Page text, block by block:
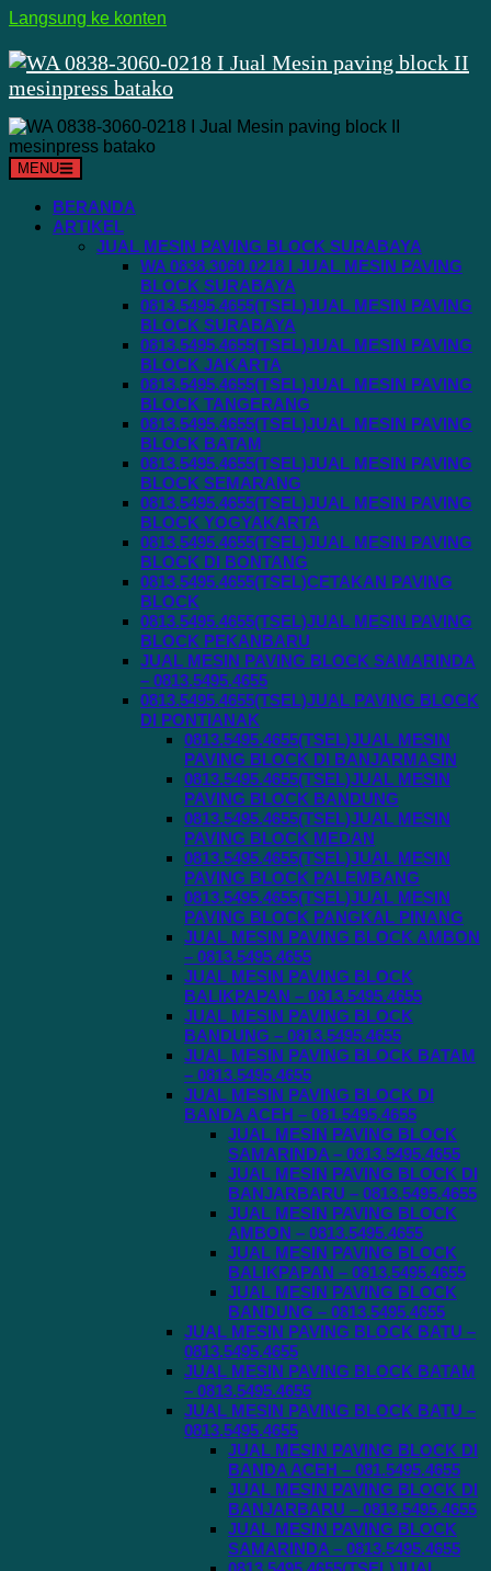
Langsung ke konten
MENU
BERANDA
ARTIKEL
JUAL MESIN PAVING BLOCK SURABAYA
WA 0838.3060.0218 I JUAL MESIN PAVING
BLOCK SURABAYA
0813.5495.4655(TSEL)JUAL MESIN PAVING
BLOCK SURABAYA
0813.5495.4655(TSEL)JUAL MESIN PAVING
BLOCK JAKARTA
0813.5495.4655(TSEL)JUAL MESIN PAVING
BLOCK TANGERANG
0813.5495.4655(TSEL)JUAL MESIN PAVING
BLOCK BATAM
0813.5495.4655(TSEL)JUAL MESIN PAVING
BLOCK SEMARANG
0813.5495.4655(TSEL)JUAL MESIN PAVING
BLOCK YOGYAKARTA
0813.5495.4655(TSEL)JUAL MESIN PAVING
BLOCK DI BONTANG
0813.5495.4655(TSEL)CETAKAN PAVING
BLOCK
0813.5495.4655(TSEL)JUAL MESIN PAVING
BLOCK PEKANBARU
JUAL MESIN PAVING BLOCK SAMARINDA
– 0813.5495.4655
0813.5495.4655(TSEL)JUAL PAVING BLOCK
DI PONTIANAK
0813.5495.4655(TSEL)JUAL MESIN
PAVING BLOCK DI BANJARMASIN
0813.5495.4655(TSEL)JUAL MESIN
PAVING BLOCK BANDUNG
0813.5495.4655(TSEL)JUAL MESIN
PAVING BLOCK MEDAN
0813.5495.4655(TSEL)JUAL MESIN
PAVING BLOCK PALEMBANG
0813.5495.4655(TSEL)JUAL MESIN
PAVING BLOCK PANGKAL PINANG
JUAL MESIN PAVING BLOCK AMBON
– 0813.5495.4655
JUAL MESIN PAVING BLOCK
BALIKPAPAN – 0813.5495.4655
JUAL MESIN PAVING BLOCK
BANDUNG – 0813.5495.4655
JUAL MESIN PAVING BLOCK BATAM
– 0813.5495.4655
JUAL MESIN PAVING BLOCK DI
BANDA ACEH – 081.5495.4655
JUAL MESIN PAVING BLOCK
SAMARINDA – 0813.5495.4655
JUAL MESIN PAVING BLOCK DI
BANJARBARU – 0813.5495.4655
JUAL MESIN PAVING BLOCK
AMBON – 0813.5495.4655
JUAL MESIN PAVING BLOCK
BALIKPAPAN – 0813.5495.4655
JUAL MESIN PAVING BLOCK
BANDUNG – 0813.5495.4655
JUAL MESIN PAVING BLOCK BATU –
0813.5495.4655
JUAL MESIN PAVING BLOCK BATAM
– 0813.5495.4655
JUAL MESIN PAVING BLOCK BATU –
0813.5495.4655
JUAL MESIN PAVING BLOCK DI
BANDA ACEH – 081.5495.4655
JUAL MESIN PAVING BLOCK DI
BANJARBARU – 0813.5495.4655
JUAL MESIN PAVING BLOCK
SAMARINDA – 0813.5495.4655